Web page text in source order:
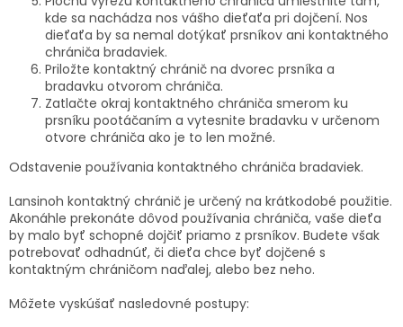
kde sa nachádza nos vášho dieťaťa pri dojčení. Nos
dieťaťa by sa nemal dotýkať prsníkov ani kontaktného
chrániča bradaviek.
Priložte kontaktný chránič na dvorec prsníka a
bradavku otvorom chrániča.
Zatlačte okraj kontaktného chrániča smerom ku
prsníku pootáčaním a vytesnite bradavku v určenom
otvore chrániča ako je to len možné.
Odstavenie používania kontaktného chrániča bradaviek.
Lansinoh kontaktný chránič je určený na krátkodobé použitie.
Akonáhle prekonáte dôvod používania chrániča, vaše dieťa
by malo byť schopné dojčiť priamo z prsníkov. Budete však
potrebovať odhadnúť, či dieťa chce byť dojčené s
kontaktným chráničom naďalej, alebo bez neho.
Môžete vyskúšať nasledovné postupy: